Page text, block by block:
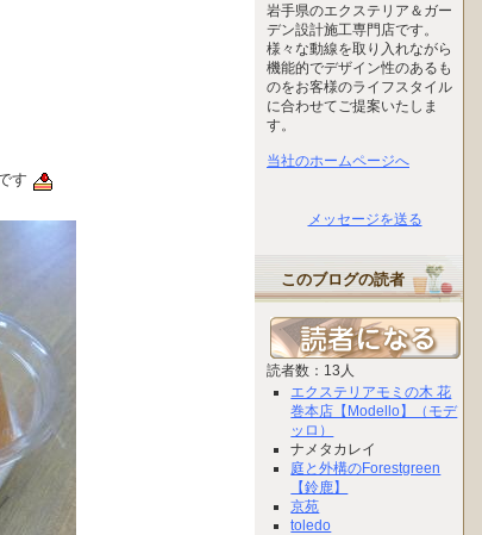
す
岩手県のエクステリア＆ガー
デン設計施工専門店です。
様々な動線を取り入れながら
機能的でデザイン性のあるも
のをお客様のライフスタイル
に合わせてご提案いたしま
す。
当社のホームページへ
メッセージを送る
このブログの読者
読者数：13人
エクステリアモミの木 花
巻本店【Modello】（モデ
ッロ）
ナメタカレイ
庭と外構のForestgreen
【鈴鹿】
京苑
toledo